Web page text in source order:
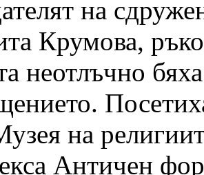
на
Крумова,
неотлъчно
на
Античен